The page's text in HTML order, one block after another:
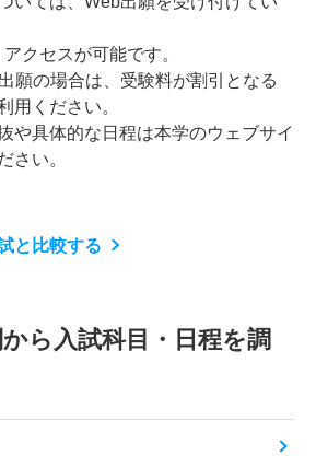
クセスが可能です。
願の場合は、受験料が割引となる
用ください。
や具体的な日程は本学のウェブサイ
さい。
と比較する
ら入試科目・日程を調